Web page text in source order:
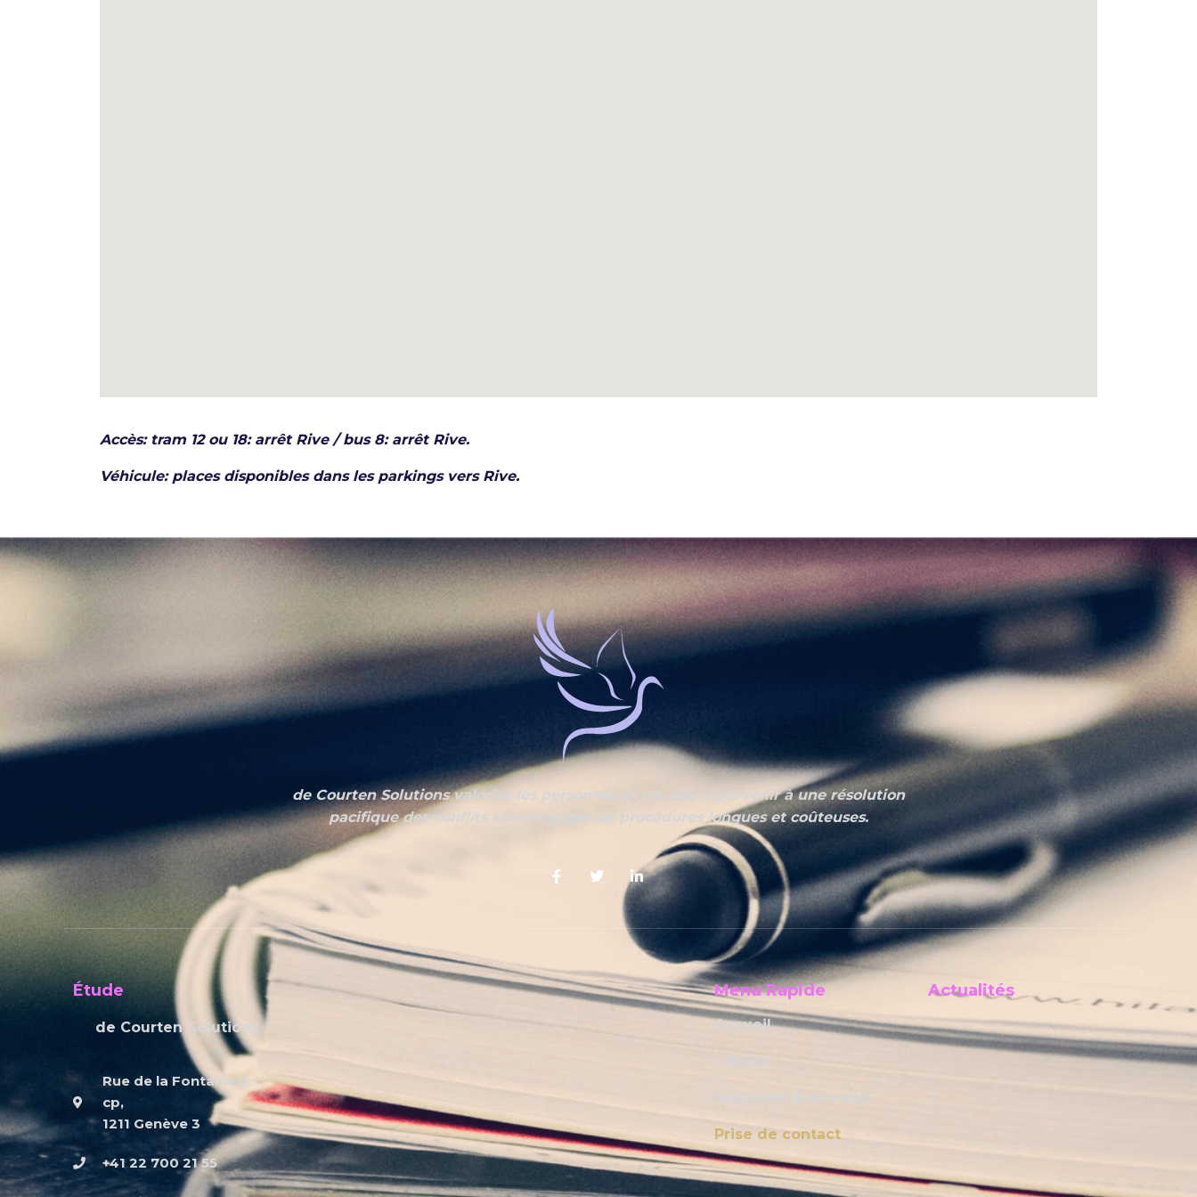
Accès: tram 12 ou 18: arrêt Rive / bus 8: arrêt Rive.
Véhicule: places disponibles dans les parkings vers Rive.
de Courten Solutions valorise les personnes et les aide à parvenir à une résolution
pacifique des conflits sans engager de procédures longues et coûteuses.
Étude
de Courten Solutions
Rue de la Fontaine 5,
cp,
1211 Genève 3
+41 22 700 21 55
Menu Rapide
Accueil
L’Étude
Solutions & services
Prise de contact
Actualités